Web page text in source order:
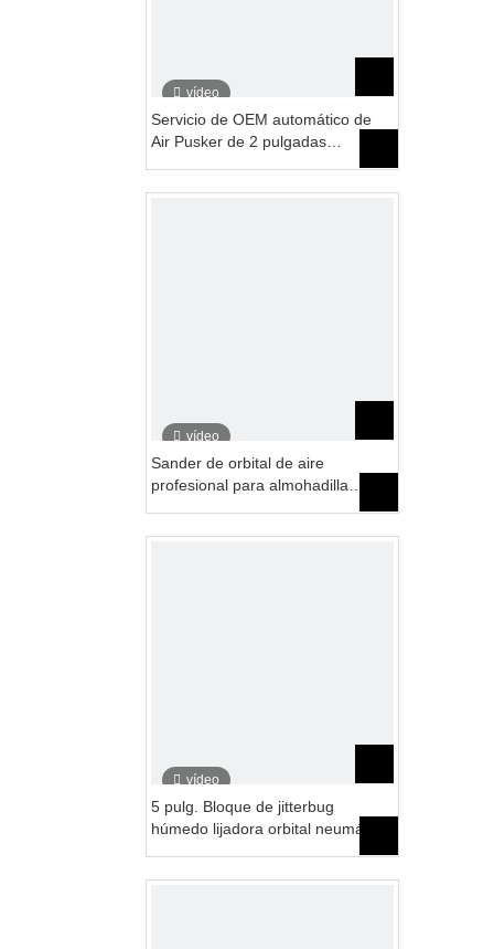
vídeo
Servicio de OEM automático de
Air Pusker de 2 pulgadas
vídeo
Sander de orbital de aire
profesional para almohadilla
vídeo
5 pulg. Bloque de jitterbug
húmedo lijadora orbital neumático